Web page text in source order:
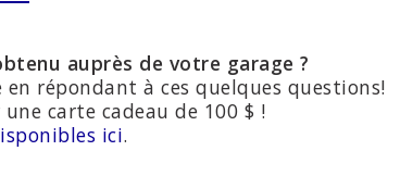
auprès de votre garage ?
répondant à ces quelques questions!
carte cadeau de 100 $ !
ici.